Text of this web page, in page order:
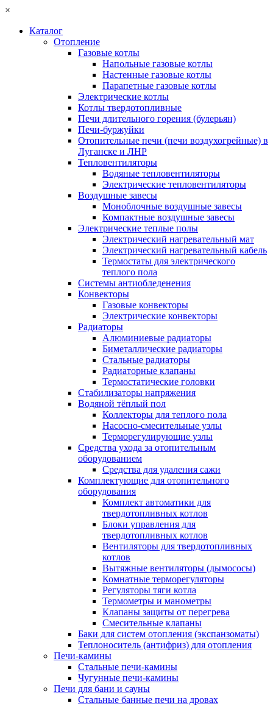
×
Каталог
Отопление
Газовые котлы
Напольные газовые котлы
Настенные газовые котлы
Парапетные газовые котлы
Электрические котлы
Котлы твердотопливные
Печи длительного горения (булерьян)
Печи-буржуйки
Отопительные печи (печи воздухогрейные) в
Луганске и ЛНР
Тепловентиляторы
Водяные тепловентиляторы
Электрические тепловентиляторы
Воздушные завесы
Моноблочные воздушные завесы
Компактные воздушные завесы
Электрические теплые полы
Электрический нагревательный мат
Электрический нагревательный кабель
Термостаты для электрического
теплого пола
Системы антиобледенения
Конвекторы
Газовые конвекторы
Электрические конвекторы
Радиаторы
Алюминиевые радиаторы
Биметаллические радиаторы
Стальные радиаторы
Радиаторные клапаны
Термостатические головки
Стабилизаторы напряжения
Водяной тёплый пол
Коллекторы для теплого пола
Насосно-смесительные узлы
Терморегулирующие узлы
Средства ухода за отопительным
оборудованием
Средства для удаления сажи
Комплектующие для отопительного
оборудования
Комплект автоматики для
твердотопливных котлов
Блоки управления для
твердотопливных котлов
Вентиляторы для твердотопливных
котлов
Вытяжные вентиляторы (дымососы)
Комнатные терморегуляторы
Регуляторы тяги котла
Термометры и манометры
Клапаны защиты от перегрева
Смесительные клапаны
Баки для систем отопления (экспанзоматы)
Теплоноситель (антифриз) для отопления
Печи-камины
Стальные печи-камины
Чугунные печи-камины
Печи для бани и сауны
Стальные банные печи на дровах